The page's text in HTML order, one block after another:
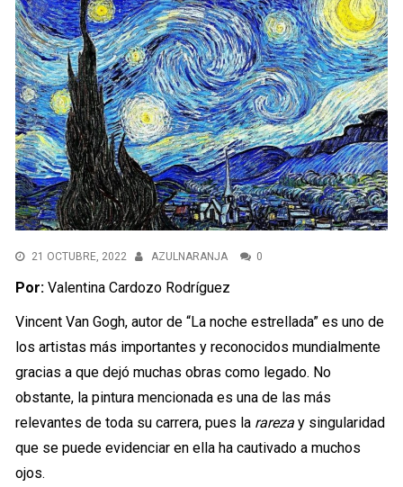
21 OCTUBRE, 2022 AZULNARANJA 0
Por:Valentina Cardozo Rodríguez
Vincent Van Gogh, autor de “La noche estrellada” es uno de
los artistas más importantes y reconocidos mundialmente
gracias a que dejó muchas obras como legado. No
obstante, la pintura mencionada es una de las más
relevantes de toda su carrera, pues la rareza y singularidad
que se puede evidenciar en ella ha cautivado a muchos
ojos.